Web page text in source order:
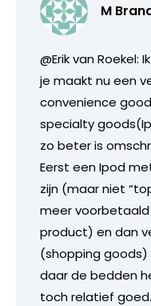
M
@Erik van
je maakt nu een
convenience
specialty
zo beter is
Eerst een Ipod
zijn (maar niet
meer
product) en dan
(shopping
daar de bedden
toch relatief goed.